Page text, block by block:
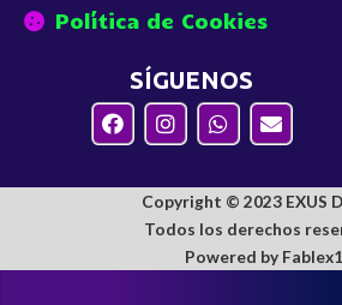
Política de Cookies
SÍGUENOS
Copyright © 2023 EXUS
Todos los derechos
Powered by